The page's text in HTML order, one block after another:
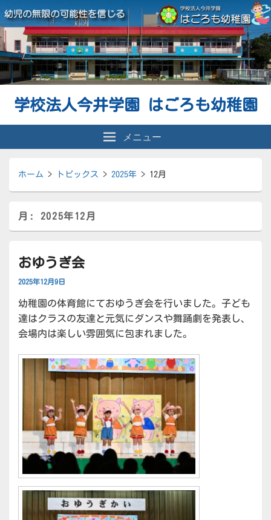
学校法人今井学園 はごろも幼稚園
メニュー
ホーム > トピックス > 2025年 > 12月
月: 2025年12月
おゆうぎ会
2025年12月9日
幼稚園の体育館にておゆうぎ会を行いました。子ども
達はクラスの友達と元気にダンスや舞踊劇を発表し、
会場内は楽しい雰囲気に包まれました。